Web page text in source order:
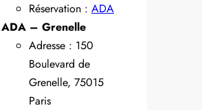
Réservation : ADA
ADA – Grenelle
Adresse : 150
Boulevard de
Grenelle, 75015
Paris